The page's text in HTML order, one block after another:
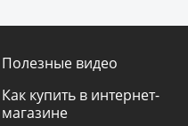
Полезные видео
Как купить в интернет-
магазине